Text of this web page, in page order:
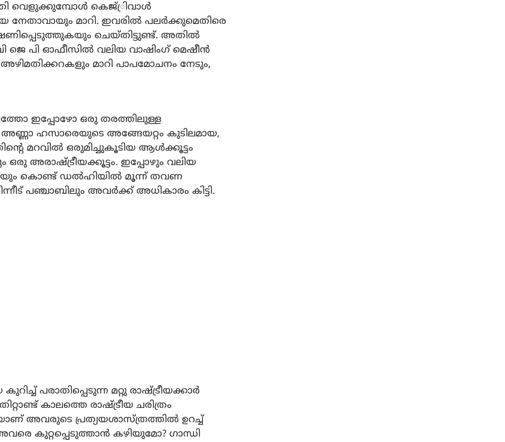
വെളുക്കുമ്പോള്‍ കെജ്്രിവാള്‍
നേതാവായും മാറി. ഇവരില്‍ പലര്‍ക്കുമെതിരെ
ചെയ്തിട്ടുണ്ട്. അതില്‍
ജെ പി ഓഫീസില്‍ വലിയ വാഷിംഗ് മെഷീന്‍
മാറി പാപമോചനം നേടും,
ഇപ്പോഴോ ഒരു തരത്തിലുള്ള
അണ്ണാ ഹസാരെയുടെ അങ്ങേയറ്റം കുടിലമായ,
മറവില്‍ ഒരുമിച്ചുകൂടിയ ആള്‍ക്കൂട്ടം
അരാഷ്ട്രീയക്കൂട്ടം. ഇപ്പോഴും വലിയ
കൊണ്ട് ഡല്‍ഹിയില്‍ മൂന്ന് തവണ
പഞ്ചാബിലും അവര്‍ക്ക് അധികാരം കിട്ടി.
പരാതിപ്പെടുന്ന മറ്റു രാഷ്ട്രീയക്കാര്‍
കാലത്തെ രാഷ്ട്രീയ ചരിത്രം
അവരുടെ പ്രത്യയശാസ്ത്രത്തില്‍ ഉറച്ച്
കുറ്റപ്പെടുത്താന്‍ കഴിയുമോ? ഗാന്ധി